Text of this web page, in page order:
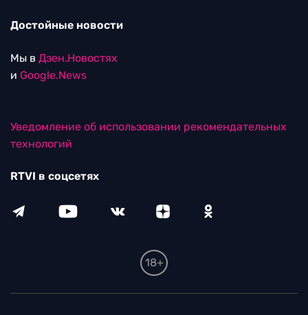
Достойные новости
Мы в Дзен.Новостях
и Google.News
Уведомление об использовании рекомендательных
технологий
RTVI в соцсетях
18+